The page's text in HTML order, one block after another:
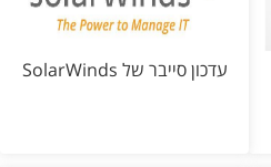
עדכון סייבר של SolarWinds